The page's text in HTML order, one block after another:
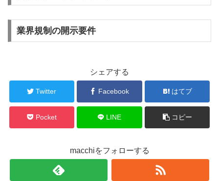
業界規制の開示要件
シェアする
Twitter Facebook はてブ
Pocket LINE コピー
macchiをフォローする